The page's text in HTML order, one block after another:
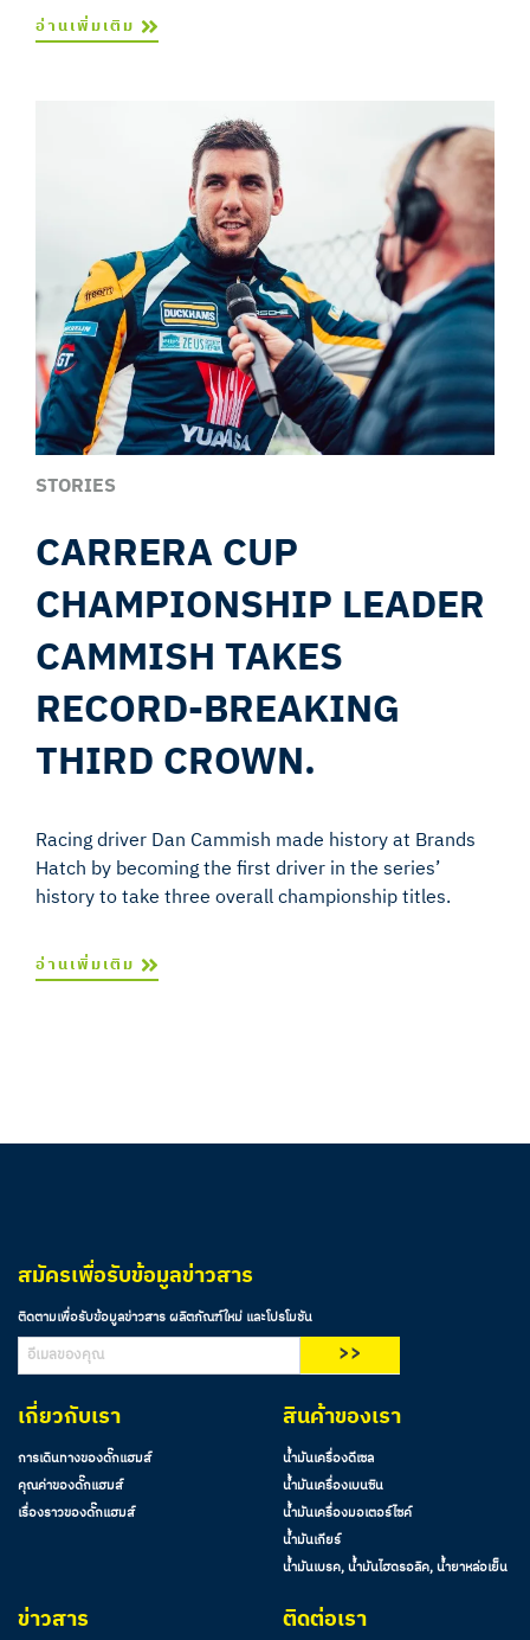
อ่านเพิ่มเติม
STORIES
CARRERA CUP
CHAMPIONSHIP LEADER
CAMMISH TAKES
RECORD-BREAKING
THIRD CROWN.
Racing driver Dan Cammish made history at Brands
Hatch by becoming the first driver in the series’
history to take three overall championship titles.
อ่านเพิ่มเติม
สมัครเพื่อรับข้อมูลข่าวสาร
ติดตามเพื่อรับข้อมูลข่าวสาร ผลิตภัณฑ์ใหม่ และโปรโมชัน
>>
เกี่ยวกับเรา
การเดินทางของดั๊กแฮมส์
คุณค่าของดั๊กแฮมส์
เรื่องราวของดั๊กแฮมส์
สินค้าของเรา
น้ำมันเครื่องดีเซล
น้ำมันเครื่องเบนซิน
น้ำมันเครื่องมอเตอร์ไซค์
น้ำมันเกียร์
น้ำมันเบรค, น้ำมันไฮดรอลิค, น้ำยาหล่อเย็น
ข่าวสาร ติดต่อเรา